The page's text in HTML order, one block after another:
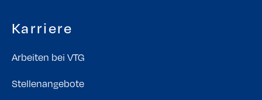
Karriere
Arbeiten bei VTG
Stellenangebote